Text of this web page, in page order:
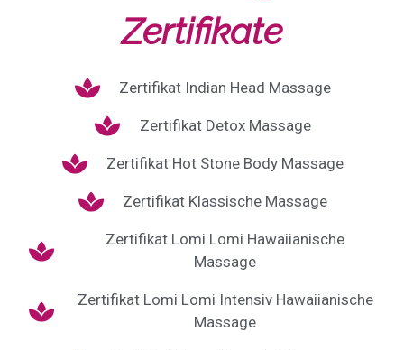
Zertifikate
Zertifikat Indian Head Massage
Zertifikat Detox Massage
Zertifikat Hot Stone Body Massage
Zertifikat Klassische Massage
Zertifikat Lomi Lomi Hawaiianische
Massage
Zertifikat Lomi Lomi Intensiv Hawaiianische
Massage